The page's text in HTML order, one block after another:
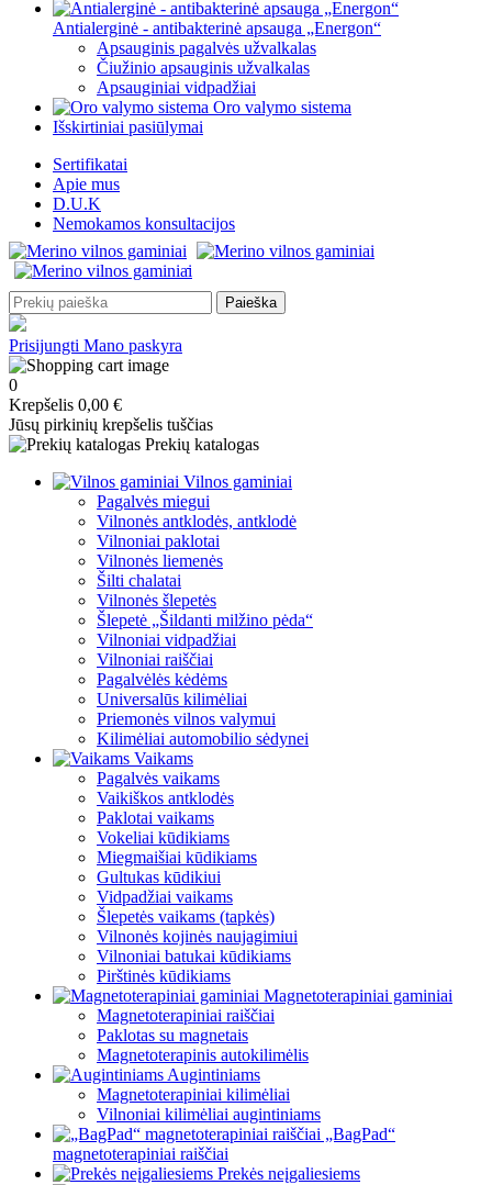
Antialerginė - antibakterinė apsauga „Energon“
Apsauginis pagalvės užvalkalas
Čiužinio apsauginis užvalkalas
Apsauginiai vidpadžiai
Oro valymo sistema
Išskirtiniai pasiūlymai
Sertifikatai
Apie mus
D.U.K
Nemokamos konsultacijos
Paieška
Prisijungti Mano paskyra
0
Krepšelis 0,00 €
Jūsų pirkinių krepšelis tuščias
Prekių katalogas
Vilnos gaminiai
Pagalvės miegui
Vilnonės antklodės, antklodė
Vilnoniai paklotai
Vilnonės liemenės
Šilti chalatai
Vilnonės šlepetės
Šlepetė „Šildanti milžino pėda“
Vilnoniai vidpadžiai
Vilnoniai raiščiai
Pagalvėlės kėdėms
Universalūs kilimėliai
Priemonės vilnos valymui
Kilimėliai automobilio sėdynei
Vaikams
Pagalvės vaikams
Vaikiškos antklodės
Paklotai vaikams
Vokeliai kūdikiams
Miegmaišiai kūdikiams
Gultukas kūdikiui
Vidpadžiai vaikams
Šlepetės vaikams (tapkės)
Vilnonės kojinės naujagimiui
Vilnoniai batukai kūdikiams
Pirštinės kūdikiams
Magnetoterapiniai gaminiai
Magnetoterapiniai raiščiai
Paklotas su magnetais
Magnetoterapinis autokilimėlis
Augintiniams
Magnetoterapiniai kilimėliai
Vilnoniai kilimėliai augintiniams
„BagPad“
magnetoterapiniai raiščiai
Prekės neįgaliesiems